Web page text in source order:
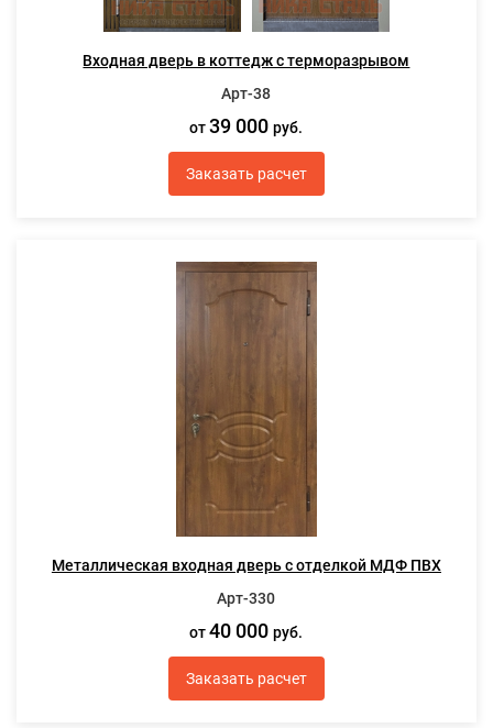
Входная дверь в коттедж с терморазрывом
Арт-38
от39 000руб.
Заказать расчет
Металлическая входная дверь с отделкой МДФ ПВХ
Арт-330
от40 000руб.
Заказать расчет